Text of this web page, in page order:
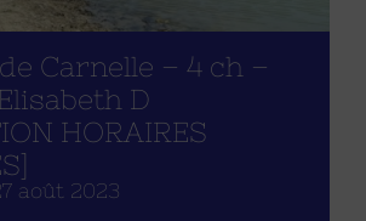
Carnelle – 4 ch –
D
HORAIRES
août 2023